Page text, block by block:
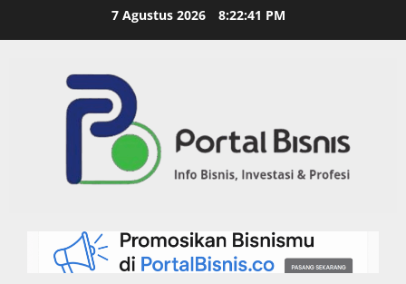
7 Agustus 2026 8:22:42 PM